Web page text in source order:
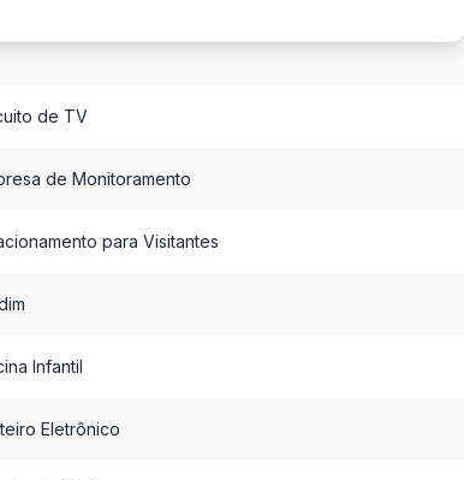
de TV
de Monitoramento
para Visitantes
Infantil
Eletrônico